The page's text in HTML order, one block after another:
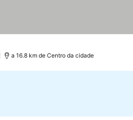
a 16.8 km de Centro da cidade